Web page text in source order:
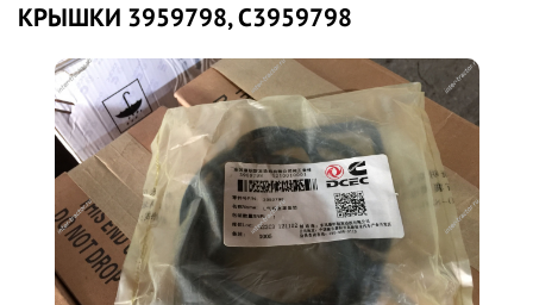
КРЫШКИ 3959798, C3959798